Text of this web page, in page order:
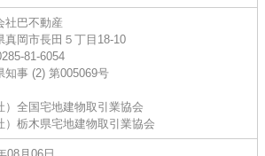
社巴不動産
真岡市長田５丁目18-10
81-6054
知事 (2) 第005069号
）全国宅地建物取引業協会
）栃木県宅地建物取引業協会